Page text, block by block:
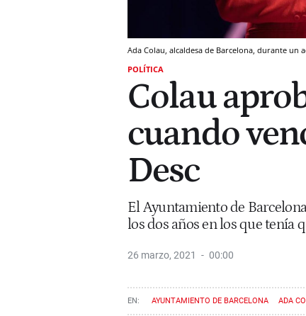
Ada Colau, alcaldesa de Barcelona, durante un
POLÍTICA
Colau
cuando
Desc
El Ayuntamiento de
los dos años en los que tenía
26 marzo, 2021 00:00
AYUNTAMIENTO DE BARCELONA ADA